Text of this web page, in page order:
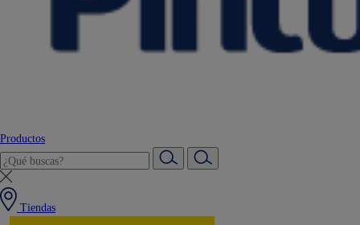
Productos
Tiendas